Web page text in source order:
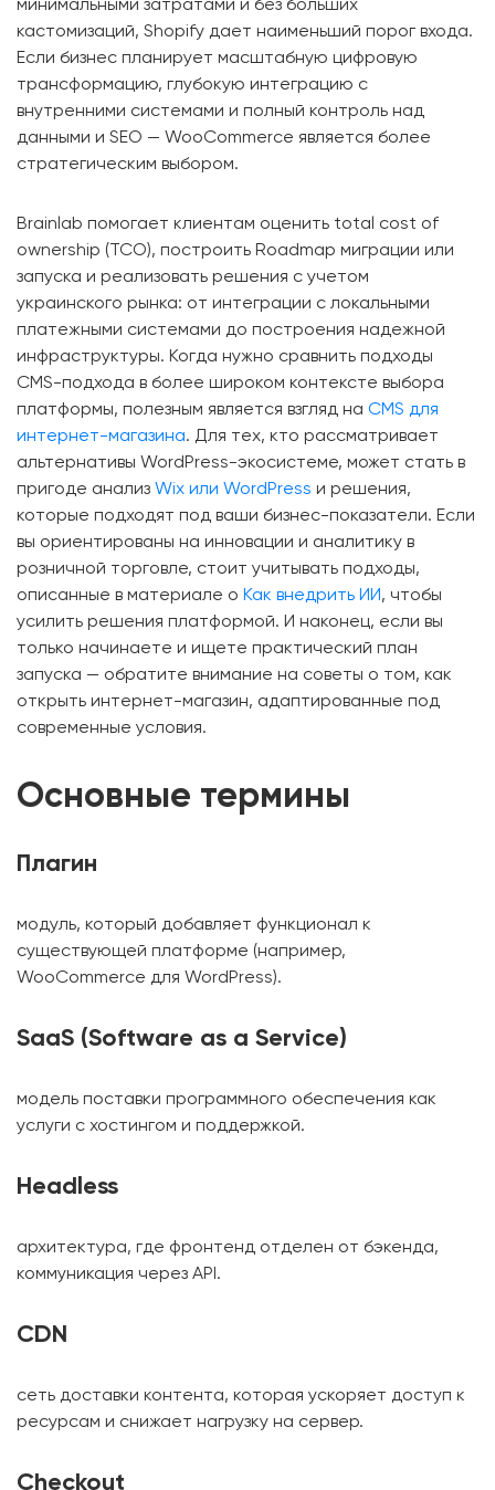
кастомизаций, Shopify дает наименьший порог входа.
Если бизнес планирует масштабную цифровую
трансформацию, глубокую интеграцию с
внутренними системами и полный контроль над
данными и SEO — WooCommerce является более
стратегическим выбором.
Brainlab помогает клиентам оценить total cost of
ownership (TCO), построить Roadmap миграции или
запуска и реализовать решения с учетом
украинского рынка: от интеграции с локальными
платежными системами до построения надежной
инфраструктуры. Когда нужно сравнить подходы
CMS-подхода в более широком контексте выбора
платформы, полезным является взгляд на CMS для
интернет-магазина. Для тех, кто рассматривает
альтернативы WordPress-экосистеме, может стать в
пригоде анализ Wix или WordPress и решения,
которые подходят под ваши бизнес-показатели. Если
вы ориентированы на инновации и аналитику в
розничной торговле, стоит учитывать подходы,
описанные в материале о Как внедрить ИИ, чтобы
усилить решения платформой. И наконец, если вы
только начинаете и ищете практический план
запуска — обратите внимание на советы о том, как
открыть интернет-магазин, адаптированные под
современные условия.
Основные термины
Плагин
модуль, который добавляет функционал к
существующей платформе (например,
WooCommerce для WordPress).
SaaS (Software as a Service)
модель поставки программного обеспечения как
услуги с хостингом и поддержкой.
Headless
архитектура, где фронтенд отделен от бэкенда,
коммуникация через API.
CDN
сеть доставки контента, которая ускоряет доступ к
ресурсам и снижает нагрузку на сервер.
Checkout